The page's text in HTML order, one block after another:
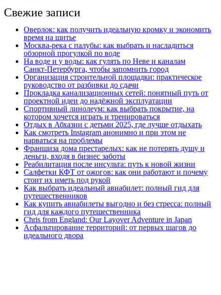
Свежие записи
Оверлок: как получить идеальную кромку и экономить
время на шитье
Москва‑река с палубы: как выбрать и насладиться
обзорной прогулкой по воде
На воде и у воды: как гулять по Неве и каналам
Санкт‑Петербурга, чтобы запомнить город
Организация строительной площадки: практическое
руководство от разбивки до сдачи
Прокладка канализационных сетей: понятный путь от
проектной идеи до надёжной эксплуатации
Спортивный линолеум: как выбрать покрытие, на
котором хочется играть и тренироваться
Отдых в Абхазии с детьми 2025, где лучше отдыхать
Как смотреть Instagram анонимно и при этом не
нарваться на проблемы
Франшиза дома престарелых: как не потерять душу и
деньги, входя в бизнес заботы
Реабилитация после инсульта: путь к новой жизни
Салфетки КФТ от ожогов: как они работают и почему
стоит их иметь под рукой
Как выбрать идеальный авиабилет: полный гид для
путешественников
Как купить авиабилеты выгодно и без стресса: полный
гид для каждого путешественника
Chris from England: Our Layover Adventure in Japan
Асфальтирование территорий: от первых шагов до
идеального двора